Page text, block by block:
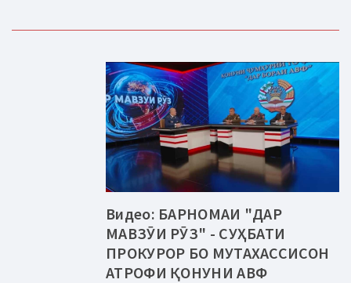
Видео: БАРНОМАИ "ДАР
МАВЗӮИ РӮЗ" - СУҲБАТИ
ПРОКУРОР БО МУТАХАССИСОН
АТРОФИ ҚОНУНИ АВФ